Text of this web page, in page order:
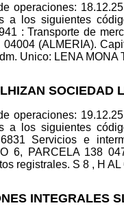
operaciones:
a los siguientes
: Transporte de
(ALMERIA).
Unico: LENA
SOCIEDAD
operaciones:
a los siguientes
Servicios e
6, PARCELA 138
registrales. S 8 , H
INTEGRALES